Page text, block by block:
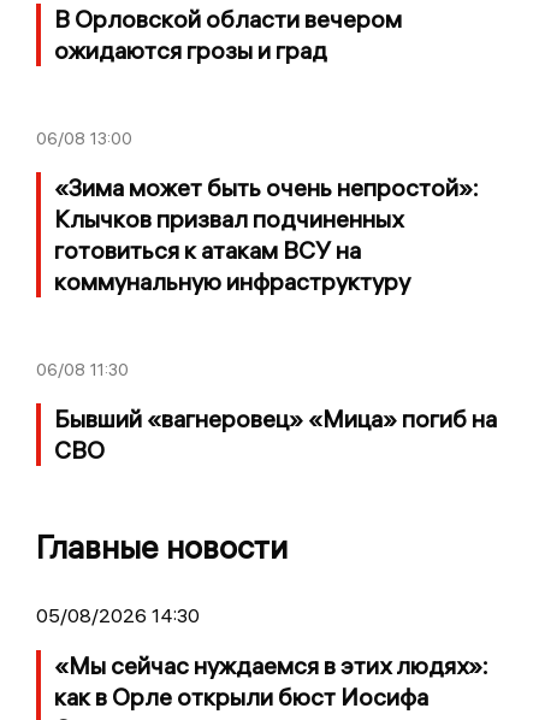
В Орловской области вечером
ожидаются грозы и град
06/08 13:00
«Зима может быть очень непростой»:
Клычков призвал подчиненных
готовиться к атакам ВСУ на
коммунальную инфраструктуру
06/08 11:30
Бывший «вагнеровец» «Мица» погиб на
СВО
Главные новости
05/08/2026 14:30
«Мы сейчас нуждаемся в этих людях»:
как в Орле открыли бюст Иосифа